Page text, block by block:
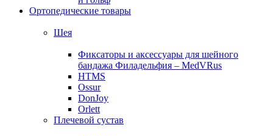
Ортопедические товары
Шея
Фиксаторы и аксессуары для шейного
бандажа Филадельфия – MedVRus
HTMS
Ossur
DonJoy
Orlett
Плечевой сустав